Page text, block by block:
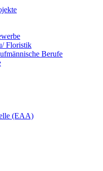
Floristik
Berufe
(EAA)